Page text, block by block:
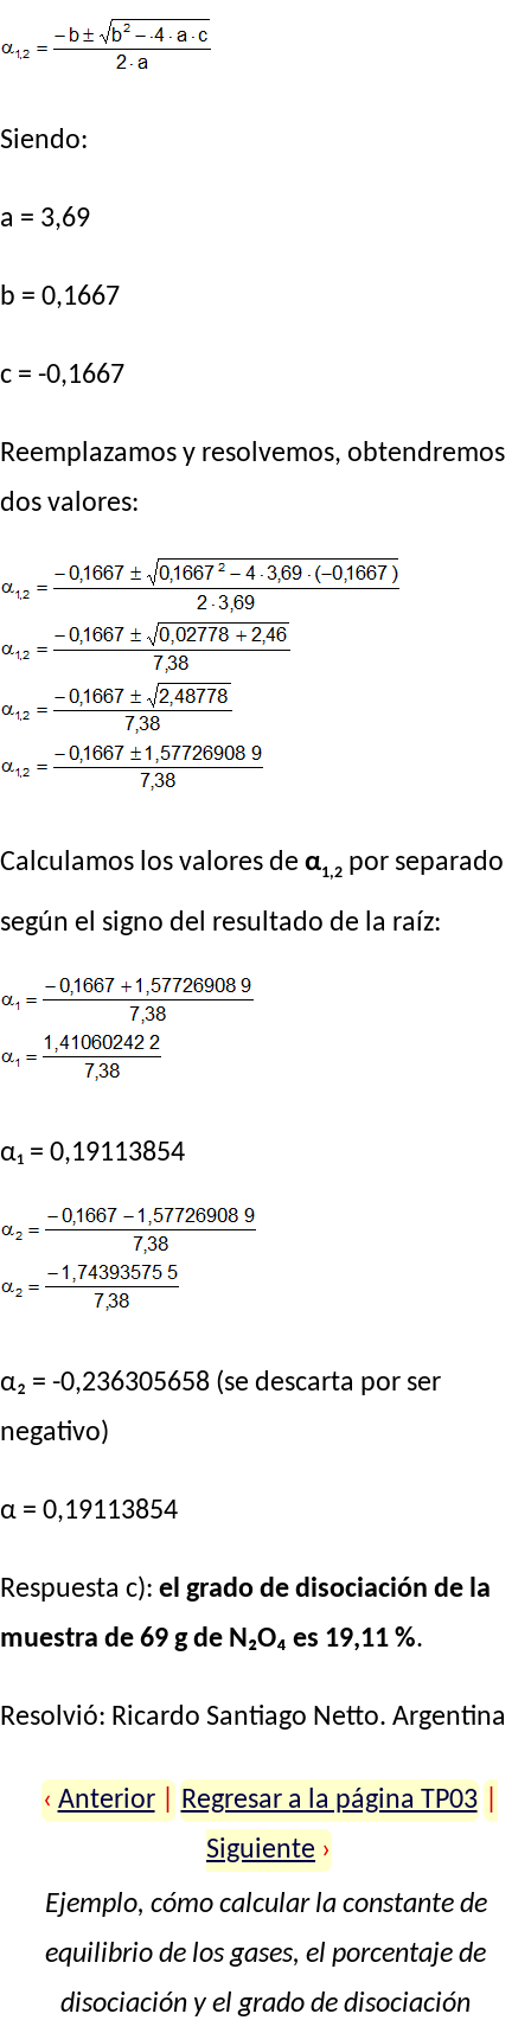
Siendo:
a = 3,69
b = 0,1667
c = -0,1667
Reemplazamos y resolvemos, obtendremos
dos valores:
Calculamos los valores de α1,2 por separado
según el signo del resultado de la raíz:
α₁ = 0,19113854
α₂ = -0,236305658 (se descarta por ser
negativo)
α = 0,19113854
Respuesta c): el grado de disociación de la
muestra de 69 g de N₂O₄ es 19,11 %.
Resolvió: Ricardo Santiago Netto. Argentina
‹ Anterior Regresar a la página TP03
Siguiente ›
Ejemplo, cómo calcular la constante de
equilibrio de los gases, el porcentaje de
disociación y el grado de disociación